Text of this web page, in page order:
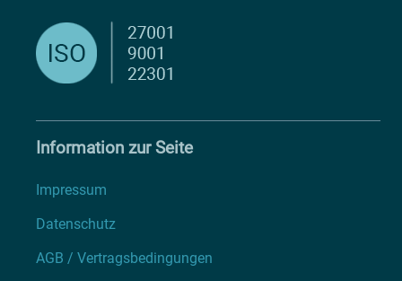
Information zur Seite
Impressum
Datenschutz
AGB / Vertragsbedingungen